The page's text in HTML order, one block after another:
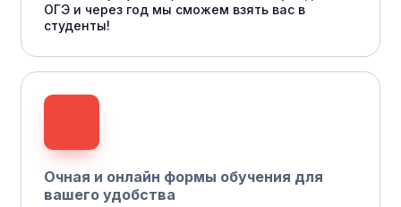
ОГЭ и через год мы сможем взять вас в
студенты!
Очная и онлайн формы обучения для
вашего удобства